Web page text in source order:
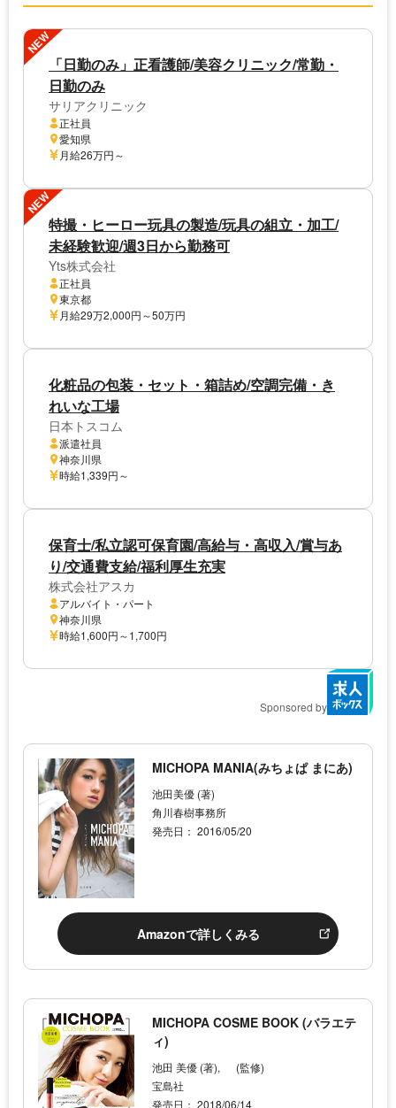
NEW
「日勤のみ」正看護師/美容クリニック/常勤・
日勤のみ
サリアクリニック
正社員
愛知県
月給26万円～
NEW
特撮・ヒーロー玩具の製造/玩具の組立・加工/
未経験歓迎/週3日から勤務可
Yts株式会社
正社員
東京都
月給29万2,000円～50万円
化粧品の包装・セット・箱詰め/空調完備・き
れいな工場
日本トスコム
派遣社員
神奈川県
時給1,339円～
保育士/私立認可保育園/高給与・高収入/賞与あ
り/交通費支給/福利厚生充実
株式会社アスカ
アルバイト・パート
神奈川県
時給1,600円～1,700円
Sponsored by
MICHOPA MANIA(みちょぱ まにあ)
池田美優 (著)
角川春樹事務所
発売日： 2016/05/20
Amazonで詳しくみる
MICHOPA COSME BOOK (バラエテ
ィ)
池田 美優 (著), (監修)
宝島社
発売日： 2018/06/14